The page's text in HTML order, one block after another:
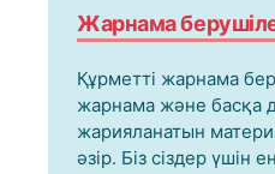
Жарнама
Құрметті жарнама
жарнама және басқа
жарияланатын
әзір. Біз сіздер үшін